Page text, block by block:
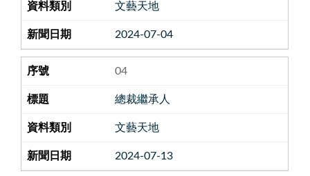
文藝天地
2024-07-04
04
總裁繼承人
文藝天地
2024-07-13